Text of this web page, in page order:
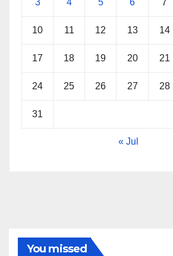
10 11 12 13 14
17 18 19 20 21
24 25 26 27 28
31
« Jul
You missed